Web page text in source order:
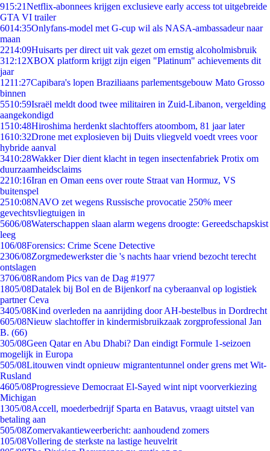
915:21Netflix-abonnees krijgen exclusieve early access tot uitgebreide
GTA VI trailer
6014:35Onlyfans-model met G-cup wil als NASA-ambassadeur naar
maan
2214:09Huisarts per direct uit vak gezet om ernstig alcoholmisbruik
312:12XBOX platform krijgt zijn eigen "Platinum" achievements dit
jaar
1211:27Capibara's lopen Braziliaans parlementsgebouw Mato Grosso
binnen
5510:59Israël meldt dood twee militairen in Zuid-Libanon, vergelding
aangekondigd
1510:48Hiroshima herdenkt slachtoffers atoombom, 81 jaar later
1610:32Drone met explosieven bij Duits vliegveld voedt vrees voor
hybride aanval
3410:28Wakker Dier dient klacht in tegen insectenfabriek Protix om
duurzaamheidsclaims
2210:16Iran en Oman eens over route Straat van Hormuz, VS
buitenspel
2510:08NAVO zet wegens Russische provocatie 250% meer
gevechtsvliegtuigen in
5606/08Waterschappen slaan alarm wegens droogte: Gereedschapskist
leeg
106/08Forensics: Crime Scene Detective
2306/08Zorgmedewerkster die 's nachts haar vriend bezocht terecht
ontslagen
3706/08Random Pics van de Dag #1977
1805/08Datalek bij Bol en de Bijenkorf na cyberaanval op logistiek
partner Ceva
3405/08Kind overleden na aanrijding door AH-bestelbus in Dordrecht
605/08Nieuw slachtoffer in kindermisbruikzaak zorgprofessional Jan
B. (66)
305/08Geen Qatar en Abu Dhabi? Dan eindigt Formule 1-seizoen
mogelijk in Europa
505/08Litouwen vindt opnieuw migrantentunnel onder grens met Wit-
Rusland
4605/08Progressieve Democraat El-Sayed wint nipt voorverkiezing
Michigan
1305/08Accell, moederbedrijf Sparta en Batavus, vraagt uitstel van
betaling aan
505/08Zomervakantieweerbericht: aanhoudend zomers
105/08Vollering de sterkste na lastige heuvelrit